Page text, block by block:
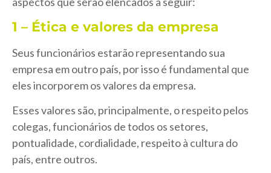
1 – Ética e valores da empresa
Seus funcionários estarão representando sua
empresa em outro país, por isso é fundamental que
eles incorporem os valores da empresa.
Esses valores são, principalmente, o respeito pelos
colegas, funcionários de todos os setores,
pontualidade, cordialidade, respeito à cultura do
país, entre outros.